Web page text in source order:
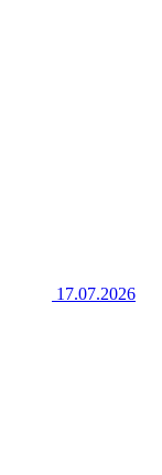
17.07.2026